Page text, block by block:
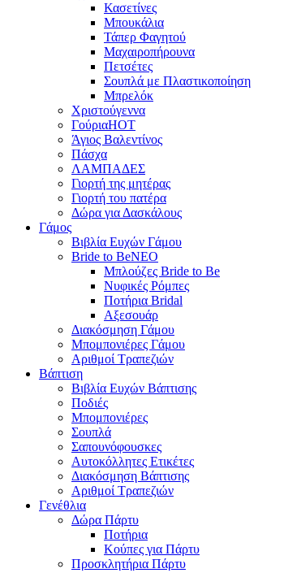
Κασετίνες
Μπουκάλια
Τάπερ Φαγητού
Μαχαιροπήρουνα
Πετσέτες
Σουπλά με Πλαστικοποίηση
Μπρελόκ
Χριστούγεννα
ΓούριαHOT
Άγιος Βαλεντίνος
Πάσχα
ΛΑΜΠΑΔΕΣ
Γιορτή της μητέρας
Γιορτή του πατέρα
Δώρα για Δασκάλους
Γάμος
Βιβλία Ευχών Γάμου
Bride to BeNEO
Μπλούζες Bride to Be
Νυφικές Ρόμπες
Ποτήρια Bridal
Αξεσουάρ
Διακόσμηση Γάμου
Μπομπονιέρες Γάμου
Αριθμοί Τραπεζιών
Βάπτιση
Βιβλία Ευχών Βάπτισης
Ποδιές
Μπομπονιέρες
Σουπλά
Σαπουνόφουσκες
Αυτοκόλλητες Ετικέτες
Διακόσμηση Βάπτισης
Αριθμοί Τραπεζιών
Γενέθλια
Δώρα Πάρτυ
Ποτήρια
Κούπες για Πάρτυ
Προσκλητήρια Πάρτυ